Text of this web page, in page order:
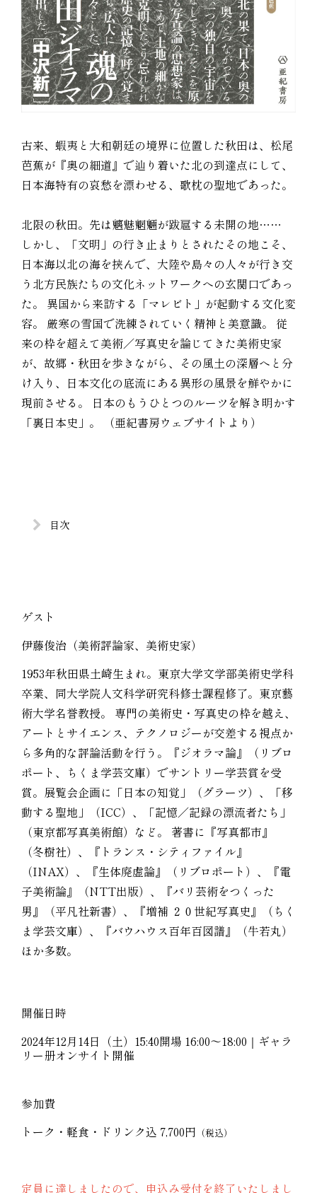
古来、蝦夷と大和朝廷の境界に位置した秋田は、松尾
芭蕉が『奥の細道』で辿り着いた北の到達点にして、
日本海特有の哀愁を漂わせる、歌枕の聖地であった。
北限の秋田。先は魑魅魍魎が跋扈する未開の地……
しかし、「文明」の行き止まりとされたその地こそ、
日本海以北の海を挟んで、大陸や島々の人々が行き交
う北方民族たちの文化ネットワークへの玄関口であっ
た。 異国から来訪する「マレビト」が起動する文化変
容。 厳寒の雪国で洗練されていく精神と美意識。 従
来の枠を超えて美術／写真史を論じてきた美術史家
が、故郷・秋田を歩きながら、その風土の深層へと分
け入り、日本文化の底流にある異形の風景を鮮やかに
現前させる。 日本のもうひとつのルーツを解き明かす
「裏日本史」。 （亜紀書房ウェブサイトより）
目次
ゲスト
伊藤俊治（美術評論家、美術史家）
1953年秋田県土崎生まれ。東京大学文学部美術史学科
卒業、同大学院人文科学研究科修士課程修了。東京藝
術大学名誉教授。 専門の美術史・写真史の枠を越え、
アートとサイエンス、テクノロジーが交差する視点か
ら多角的な評論活動を行う。『ジオラマ論』（リブロ
ポート、ちくま学芸文庫）でサントリー学芸賞を受
賞。展覧会企画に「日本の知覚」（グラーツ）、「移
動する聖地」（ICC）、「記憶／記録の漂流者たち」
（東京都写真美術館）など。 著書に『写真都市』
（冬樹社）、『トランス・シティファイル』
（INAX）、『生体廃虚論』（リブロポート）、『電
子美術論』（NTT出版）、『バリ芸術をつくった
男』（平凡社新書）、『増補 ２０世紀写真史』（ちく
ま学芸文庫）、『バウハウス百年百図譜』（牛若丸）
ほか多数。
開催日時
2024年12月14日（土）15:40開場 16:00〜18:00｜ギャラ
リー册オンサイト開催
参加費
トーク・軽食・ドリンク込 7,700円 （税込）
定員に達しましたので、申込み受付を終了いたしまし